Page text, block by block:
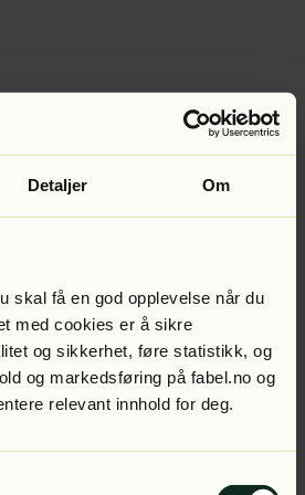
Detaljer Om
skal få en god opplevelse når du
med cookies er å sikre
og sikkerhet, føre statistikk, og
og markedsføring på fabel.no og
relevant innhold for deg.